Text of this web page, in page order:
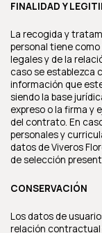
FINALIDAD Y
La recogida y
personal tiene
legales y de la
caso se establezca
información que
siendo la base
expreso o la firma y
del contrato. En
personales y
datos de Viveros
de selección
CONSERVACIÓN
Los datos de
relación contractual